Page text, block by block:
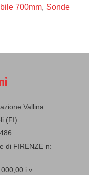
700mm, Sonde
Vallina
(FI)
di FIRENZE n:
i.v.